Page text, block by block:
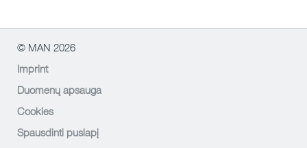
© MAN 2026
Imprint
Duomenų apsauga
Cookies
Spausdinti puslapį